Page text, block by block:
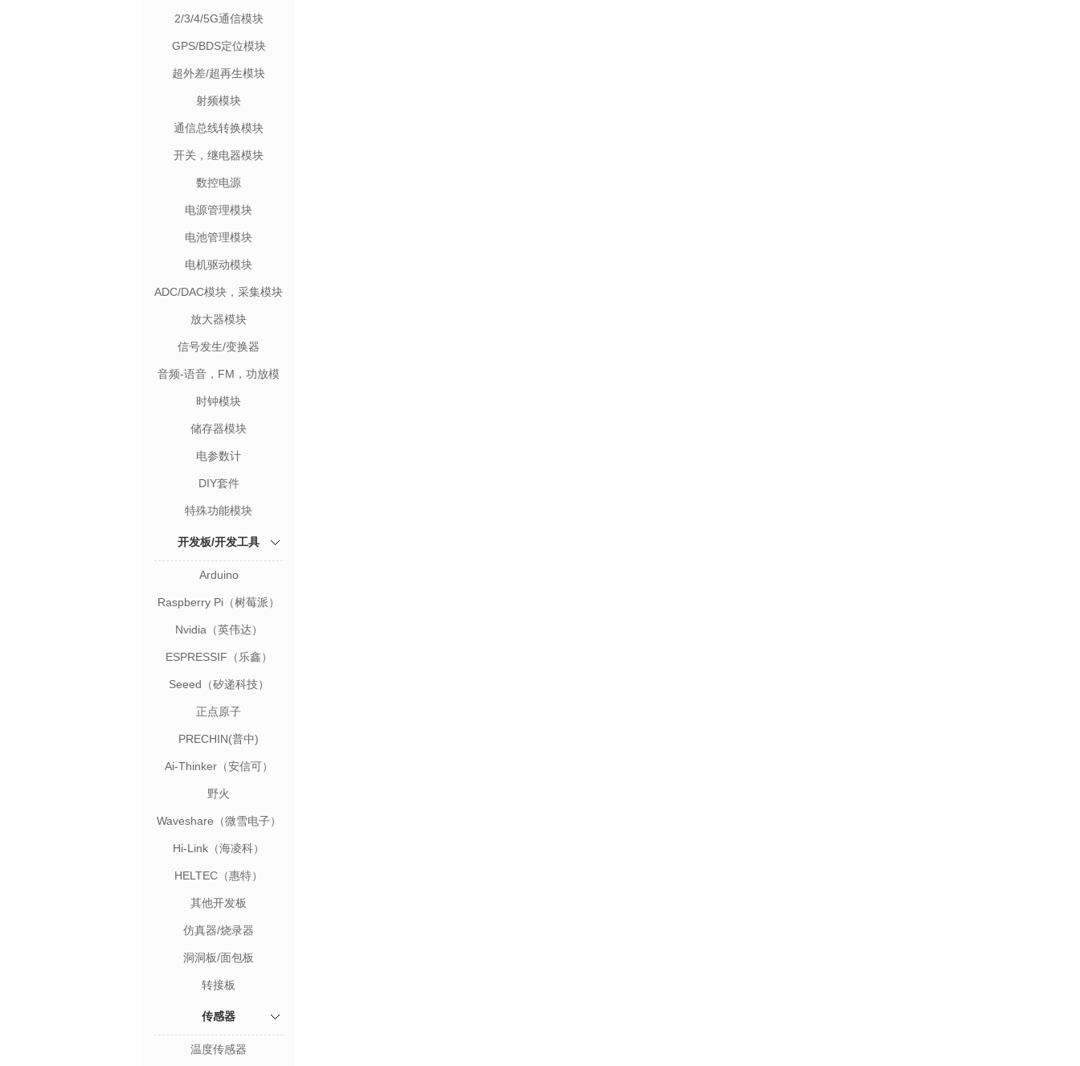
2/3/4/5G通信模块
GPS/BDS定位模块
超外差/超再生模块
射频模块
通信总线转换模块
开关，继电器模块
数控电源
电源管理模块
电池管理模块
电机驱动模块
ADC/DAC模块，采集模块
放大器模块
信号发生/变换器
音频-语音，FM，功放模
块
时钟模块
储存器模块
电参数计
DIY套件
特殊功能模块
开发板/开发工具
Arduino
Raspberry Pi（树莓派）
Nvidia（英伟达）
ESPRESSIF（乐鑫）
Seeed（矽递科技）
正点原子
PRECHIN(普中)
Ai-Thinker（安信可）
野火
Waveshare（微雪电子）
Hi-Link（海凌科）
HELTEC（惠特）
其他开发板
仿真器/烧录器
洞洞板/面包板
转接板
传感器
温度传感器